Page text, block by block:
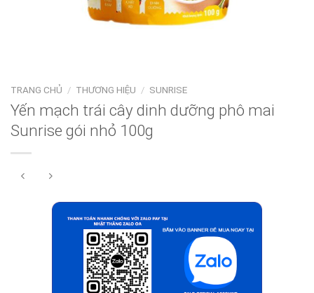
TRANG CHỦ / THƯƠNG HIỆU / SUNRISE
Yến mạch trái cây dinh dưỡng phô mai
Sunrise gói nhỏ 100g